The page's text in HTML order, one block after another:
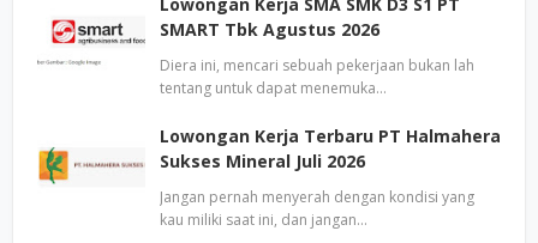
SMART Tbk Agustus 2026
Diera ini, mencari sebuah pekerjaan bukan lah
tentang untuk dapat menemuka…
Lowongan Kerja Terbaru PT Halmahera
Sukses Mineral Juli 2026
Jangan pernah menyerah dengan kondisi yang
kau miliki saat ini, dan jangan…